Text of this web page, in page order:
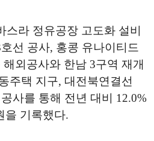
스라 정유공장 고도화 설비
선 공사, 홍콩 유나이티드
외공사와 한남 3구역 재개
주택 지구, 대전북연결선
사를 통해 전년 대비 12.0%
을 기록했다.